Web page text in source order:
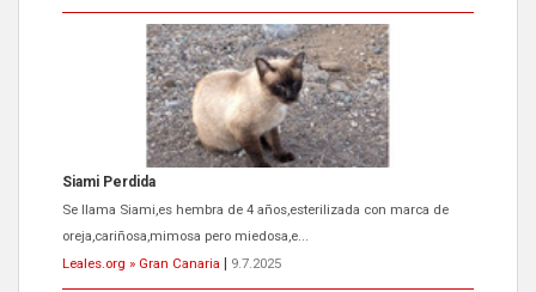
ADOPCIÓN URGENTE GATA TEROR GRAN CANARIA
El ayuntamiento se va a llevar a Los Gatos callejeros de la zona los
próximos días, ella incluida...
Leales.org » Gran Canaria
9.7.2025